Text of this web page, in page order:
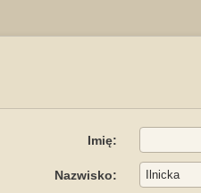
Imię:
Nazwisko: